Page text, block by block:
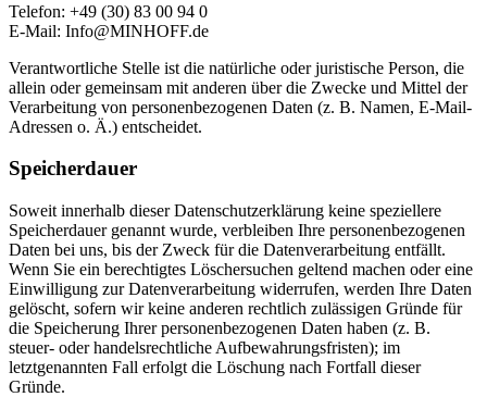
Telefon: +49 (30) 83 00 94 0
E-Mail: Info@MINHOFF.de
Verantwortliche Stelle ist die natürliche oder juristische Person, die
allein oder gemeinsam mit anderen über die Zwecke und Mittel der
Verarbeitung von personenbezogenen Daten (z. B. Namen, E-Mail-
Adressen o. Ä.) entscheidet.
Speicherdauer
Soweit innerhalb dieser Datenschutzerklärung keine speziellere
Speicherdauer genannt wurde, verbleiben Ihre personenbezogenen
Daten bei uns, bis der Zweck für die Datenverarbeitung entfällt.
Wenn Sie ein berechtigtes Löschersuchen geltend machen oder eine
Einwilligung zur Datenverarbeitung widerrufen, werden Ihre Daten
gelöscht, sofern wir keine anderen rechtlich zulässigen Gründe für
die Speicherung Ihrer personenbezogenen Daten haben (z. B.
steuer- oder handelsrechtliche Aufbewahrungsfristen); im
letztgenannten Fall erfolgt die Löschung nach Fortfall dieser
Gründe.